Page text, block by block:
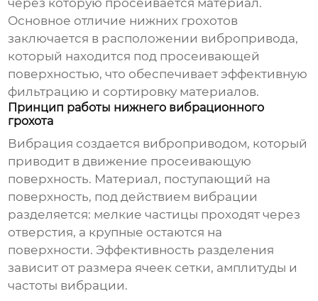
через которую просеивается материал.
Основное отличие нижних грохотов
заключается в расположении вибропривода,
который находится под просеивающей
поверхностью, что обеспечивает эффективную
фильтрацию и сортировку материалов.
Принцип работы нижнего вибрационного
грохота
Вибрация создается виброприводом, который
приводит в движение просеивающую
поверхность. Материал, поступающий на
поверхность, под действием вибрации
разделяется: мелкие частицы проходят через
отверстия, а крупные остаются на
поверхности. Эффективность разделения
зависит от размера ячеек сетки, амплитуды и
частоты вибрации.